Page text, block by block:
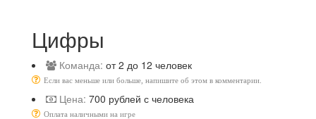
Цифры
Команда: от 2 до 12 человек
Если вас меньше или больше, напишите об этом в комментарии.
Цена: 700 рублей с человека
Оплата наличными на игре